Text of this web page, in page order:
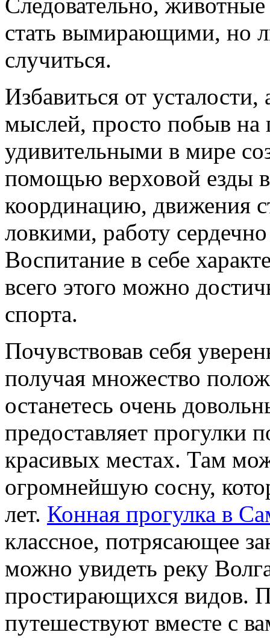
стать вымирающими, но
случиться.
Избавиться от усталости,
мыслей, просто побыв
удивительными в мире
помощью верховой езды
координацию, движения
ловкими, работу
Воспитание в себе
всего этого можно
спорта.
Почувствовав себя
получая множество
останетесь очень
предоставляет прогулки
красивых местах. Там
огромнейшую сосну,
лет. Конная прогулка в
классное, потрясающее
можно увидеть реку
простирающихся видов.
путешествуют вместе с